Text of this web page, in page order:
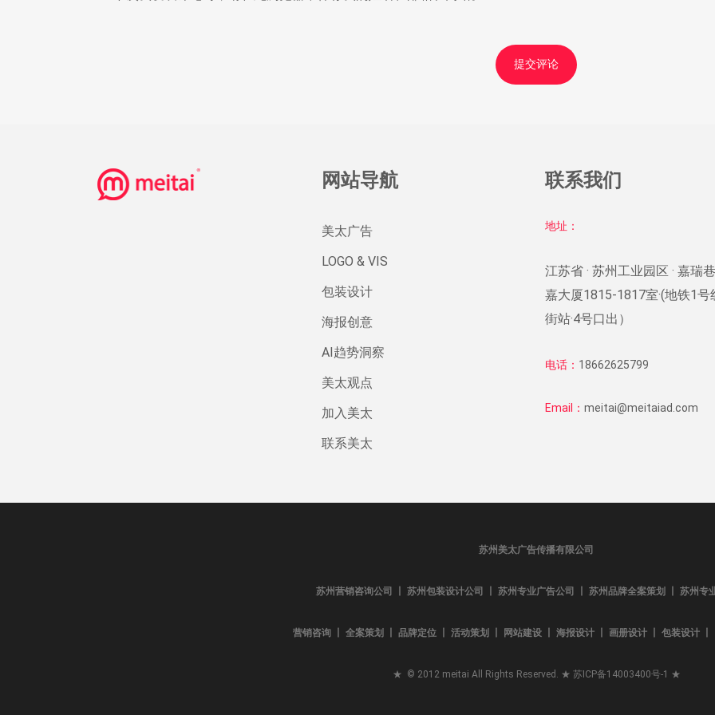
网站导航
美太广告
LOGO & VIS
包装设计
海报创意
AI趋势洞察
美太观点
加入美太
联系美太
联系我们
地址：
江苏省 · 苏州工业园区 · 嘉瑞
嘉大厦1815-1817室·(地铁1号
街站·4号口出）
电话： 18662625799
Email： meitai@meitaiad.com
苏州美太广告传播有限公司
苏州营销咨询公司 丨 苏州包装设计公司 丨 苏州专业广告公司 丨 苏州品牌全案策划 丨 苏州专
营销咨询 丨 全案策划 丨 品牌定位 丨 活动策划 丨 网站建设 丨 海报设计 丨 画册设计 丨 包装设计
★ © 2012 meitai All Rights Reserved. ★ 苏ICP备14003400号-1 ★